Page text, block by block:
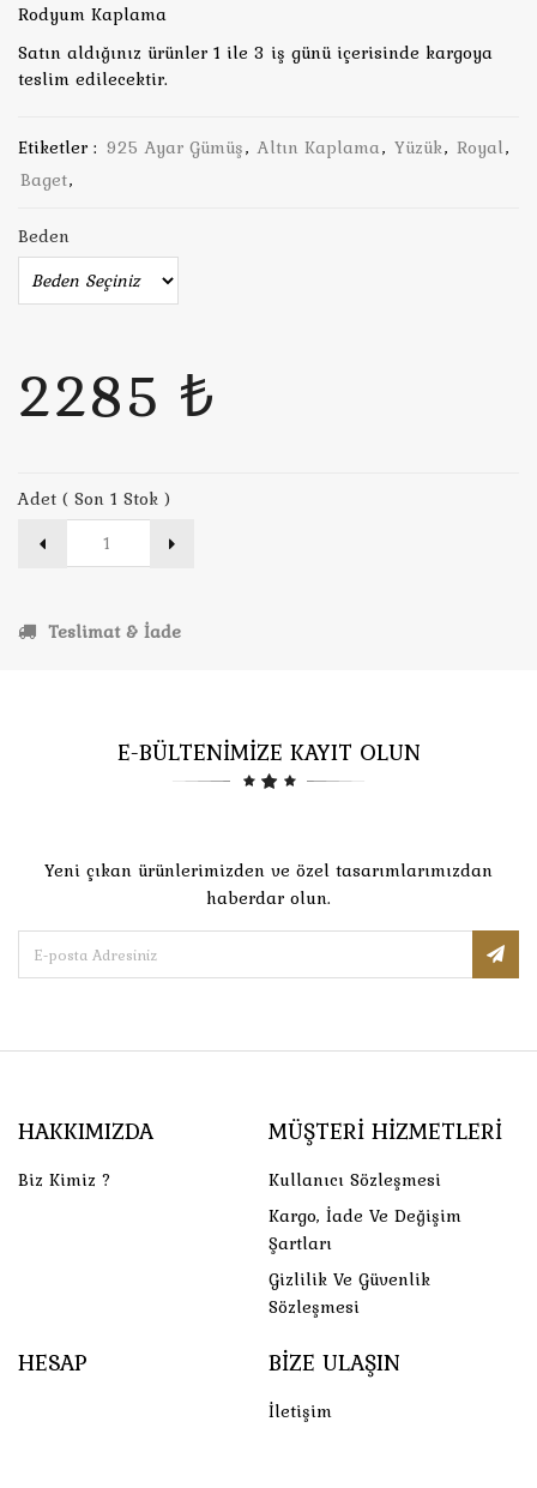
Rodyum Kaplama
Satın aldığınız ürünler 1 ile 3 iş günü içerisinde kargoya
teslim edilecektir.
Etiketler : 925 Ayar Gümüş, Altın Kaplama, Yüzük, Royal,
Baget,
Beden
2285 ₺
Adet ( Son 1 Stok )
Teslimat & İade
E-BÜLTENİMİZE KAYIT OLUN
Yeni çıkan ürünlerimizden ve özel tasarımlarımızdan
haberdar olun.
HAKKIMIZDA
Biz Kimiz ?
MÜŞTERI HIZMETLERI
Kullanıcı Sözleşmesi
Kargo, İade Ve Değişim
Şartları
Gizlilik Ve Güvenlik
Sözleşmesi
HESAP BIZE ULAŞIN
İletişim